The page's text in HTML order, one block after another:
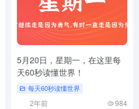
5月20日，星期一，在这里每
天60秒读懂世界！
每天60秒读懂世界
2年前 984